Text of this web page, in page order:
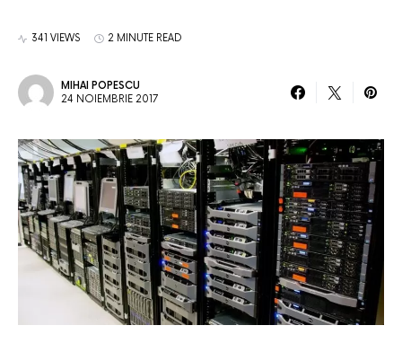
341 VIEWS 2 MINUTE READ
MIHAI POPESCU
24 NOIEMBRIE 2017